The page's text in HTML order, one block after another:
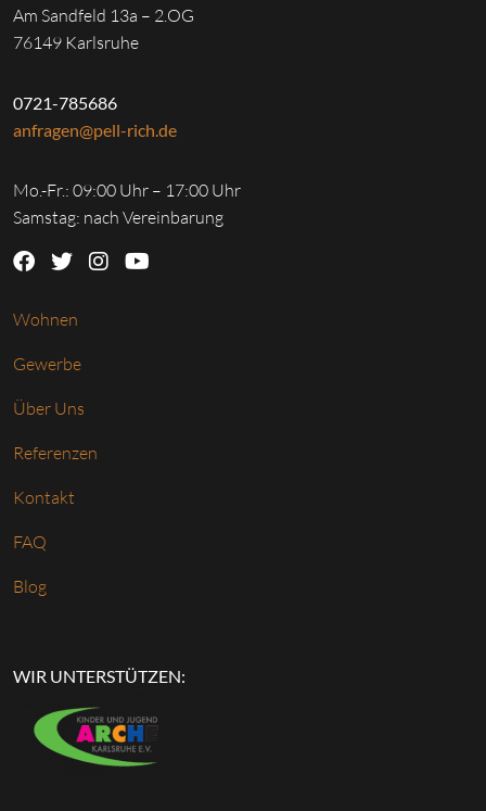
Am Sandfeld 13a – 2.OG
76149 Karlsruhe
0721-785686
anfragen@pell-rich.de
Mo.-Fr.: 09:00 Uhr – 17:00 Uhr
Samstag: nach Vereinbarung
Wohnen
Gewerbe
Über Uns
Referenzen
Kontakt
FAQ
Blog
WIR UNTERSTÜTZEN: